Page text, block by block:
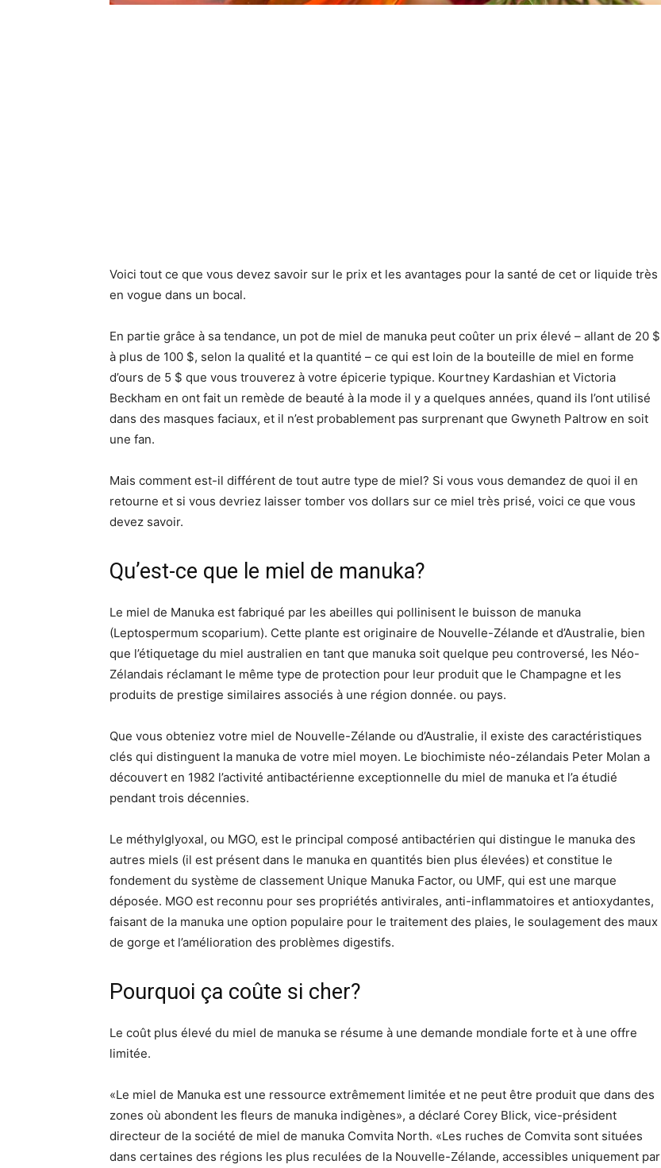
Voici tout ce que vous devez savoir sur le prix et les avantages pour la santé de cet or liquide très
en vogue dans un bocal.
En partie grâce à sa tendance, un pot de miel de manuka peut coûter un prix élevé – allant de 20 $
à plus de 100 $, selon la qualité et la quantité – ce qui est loin de la bouteille de miel en forme
d’ours de 5 $ que vous trouverez à votre épicerie typique. Kourtney Kardashian et Victoria
Beckham en ont fait un remède de beauté à la mode il y a quelques années, quand ils l’ont utilisé
dans des masques faciaux, et il n’est probablement pas surprenant que Gwyneth Paltrow en soit
une fan.
Mais comment est-il différent de tout autre type de miel? Si vous vous demandez de quoi il en
retourne et si vous devriez laisser tomber vos dollars sur ce miel très prisé, voici ce que vous
devez savoir.
Qu’est-ce que le miel de manuka?
Le miel de Manuka est fabriqué par les abeilles qui pollinisent le buisson de manuka
(Leptospermum scoparium). Cette plante est originaire de Nouvelle-Zélande et d’Australie, bien
que l’étiquetage du miel australien en tant que manuka soit quelque peu controversé, les Néo-
Zélandais réclamant le même type de protection pour leur produit que le Champagne et les
produits de prestige similaires associés à une région donnée. ou pays.
Que vous obteniez votre miel de Nouvelle-Zélande ou d’Australie, il existe des caractéristiques
clés qui distinguent la manuka de votre miel moyen. Le biochimiste néo-zélandais Peter Molan a
découvert en 1982 l’activité antibactérienne exceptionnelle du miel de manuka et l’a étudié
pendant trois décennies.
Le méthylglyoxal, ou MGO, est le principal composé antibactérien qui distingue le manuka des
autres miels (il est présent dans le manuka en quantités bien plus élevées) et constitue le
fondement du système de classement Unique Manuka Factor, ou UMF, qui est une marque
déposée. MGO est reconnu pour ses propriétés antivirales, anti-inflammatoires et antioxydantes,
faisant de la manuka une option populaire pour le traitement des plaies, le soulagement des maux
de gorge et l’amélioration des problèmes digestifs.
Pourquoi ça coûte si cher?
Le coût plus élevé du miel de manuka se résume à une demande mondiale forte et à une offre
limitée.
«Le miel de Manuka est une ressource extrêmement limitée et ne peut être produit que dans des
zones où abondent les fleurs de manuka indigènes», a déclaré Corey Blick, vice-président
directeur de la société de miel de manuka Comvita North. «Les ruches de Comvita sont situées
dans certaines des régions les plus reculées de la Nouvelle-Zélande, accessibles uniquement par